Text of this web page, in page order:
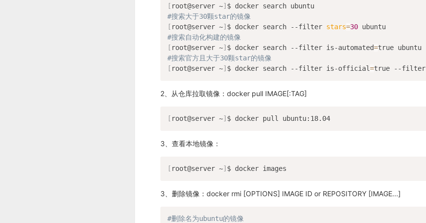
[ root@server ~]
$ docker search ubuntu
#搜索大于30颗star的镜像
[ root@server ~] $ docker search --filter stars=30
ubuntu
#搜索自动化构建的镜像
[ root@server ~] $ docker search --filter is-automated=
true ubuntu
#搜索官方且大于30颗star的镜像
[ root@server ~] $ docker search --filter is-official=true --filter
2、从仓库拉取镜像：docker pull IMAGE[:TAG]
[ root@server ~] $ docker pull ubuntu:18.04
3、查看本地镜像：
[ root@server ~]
3、删除镜像：docker rmi [OPTIONS] IMAGE ID or REPOSITORY [IMAGE...]
#删除名为ubuntu的镜像